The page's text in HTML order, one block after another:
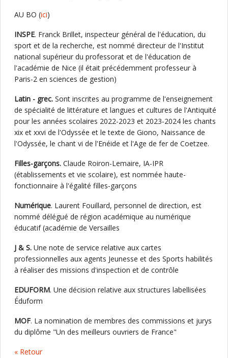
AU BO (ici)
INSPE. Franck Brillet, inspecteur général de l'éducation, du
sport et de la recherche, est nommé directeur de l'Institut
national supérieur du professorat et de l'éducation de
l'académie de Nice (il était précédemment professeur à
Paris-2 en sciences de gestion)
Latin - grec. Sont inscrites au programme de l'enseignement
de spécialité de littérature et langues et cultures de l'Antiquité
pour les années scolaires 2022-2023 et 2023-2024 les chants
xix et xxvi de l'Odyssée et le texte de Giono, Naissance de
l'Odyssée, le chant vi de l'Enéide et l'Age de fer de Coetzee.
Filles-garçons. Claude Roiron-Lemaire, IA-IPR
(établissements et vie scolaire), est nommée haute-
fonctionnaire à l'égalité filles-garçons
Numérique. Laurent Fouillard, personnel de direction, est
nommé délégué de région académique au numérique
éducatif (académie de Versailles
J & S. Une note de service relative aux cartes
professionnelles aux agents Jeunesse et des Sports habilités
à réaliser des missions d'inspection et de contrôle
EDUFORM. Une décision relative aux structures labellisées
Éduform
MOF. La nomination de membres des commissions et jurys
du diplôme "Un des meilleurs ouvriers de France"
« Retour